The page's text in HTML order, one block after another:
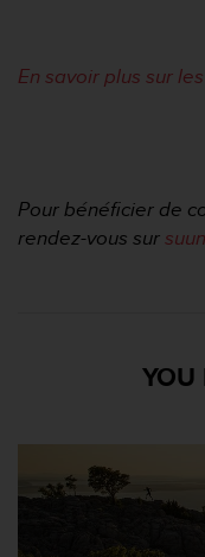
En savoir plus sur
Pour bénéficier de
rendez-vous sur
YOU